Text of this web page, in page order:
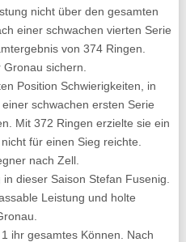
nicht über den gesamten
einer schwachen vierten Serie
von 374 Ringen.
sichern.
Position Schwierigkeiten, in
schwachen ersten Serie
Mit 372 Ringen erzielte sie ein
für einen Sieg reichte.
nach Zell.
dieser Saison Stefan Fusenig.
Leistung und holte
ihr gesamtes Können. Nach